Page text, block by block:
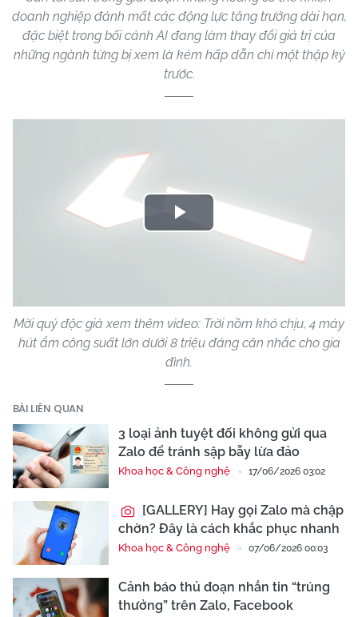
doanh nghiệp đánh mất các động lực tăng trưởng dài hạn,
đặc biệt trong bối cảnh AI đang làm thay đổi giá trị của
những ngành từng bị xem là kém hấp dẫn chỉ một thập kỷ
trước.
Play
Mời quý độc giả xem thêm video: Trời nồm khó chịu, 4 máy
hút ẩm công suất lớn dưới 8 triệu đáng cân nhắc cho gia
đình.
BÀI LIÊN QUAN
3 loại ảnh tuyệt đối không gửi qua
Zalo để tránh sập bẫy lừa đảo
Khoa học & Công nghệ 17/06/2026 03:02
[GALLERY] Hay gọi Zalo mà chập
chờn? Đây là cách khắc phục nhanh
Khoa học & Công nghệ 07/06/2026 00:03
Cảnh báo thủ đoạn nhắn tin “trúng
thưởng” trên Zalo, Facebook